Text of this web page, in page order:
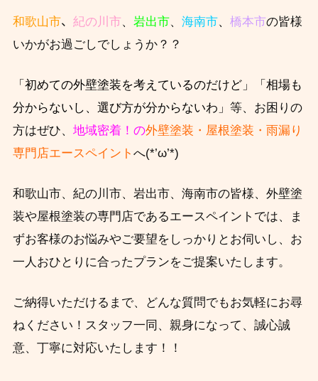
和歌山市、 紀の川市、 岩出市、 海南市、 橋本市の皆様
いかがお過ごしでしょうか？？
「初めての外壁塗装を考えているのだけど」「相場も
分からないし、選び方が分からないわ」 等、お困りの
方はぜひ、 地域密着！の外壁塗装・屋根塗装・雨漏り
専門店エースペイント へ(*’ω’*)
和歌山市、紀の川市、岩出市、海南市の皆様、外壁塗
装や屋根塗装の専門店であるエースペイントでは、ま
ずお客様のお悩みやご要望をしっかりとお伺いし、お
一人おひとりに合ったプランをご提案いたします。
ご納得いただけるまで、どんな質問でもお気軽にお尋
ねください！スタッフ一同、親身になって、誠心誠
意、丁寧に対応いたします！！